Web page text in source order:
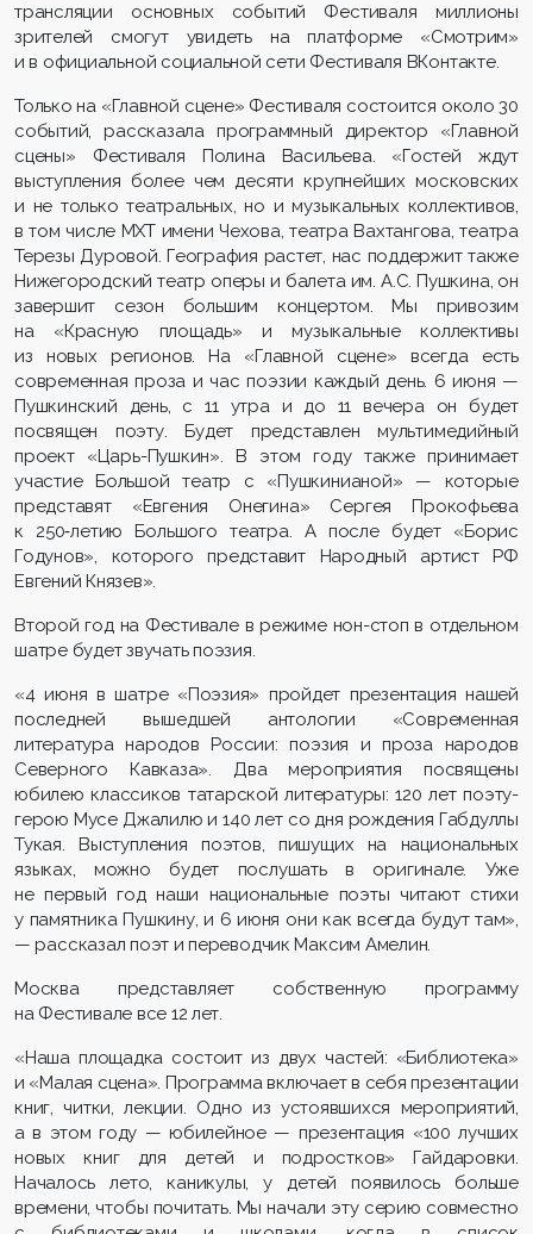
трансляции основных событий Фестиваля миллионы
зрителей смогут увидеть на платформе «Смотрим»
и в официальной социальной сети Фестиваля ВКонтакте.
Только на «Главной сцене» Фестиваля состоится около 30
событий, рассказала программный директор «Главной
сцены» Фестиваля Полина Васильева. «Гостей ждут
выступления более чем десяти крупнейших московских
и не только театральных, но и музыкальных коллективов,
в том числе МХТ имени Чехова, театра Вахтангова, театра
Терезы Дуровой. География растет, нас поддержит также
Нижегородский театр оперы и балета им. А.С. Пушкина, он
завершит сезон большим концертом. Мы привозим
на «Красную площадь» и музыкальные коллективы
из новых регионов. На «Главной сцене» всегда есть
современная проза и час поэзии каждый день. 6 июня —
Пушкинский день, с 11 утра и до 11 вечера он будет
посвящен поэту. Будет представлен мультимедийный
проект «Царь-Пушкин». В этом году также принимает
участие Большой театр с «Пушкинианой» — которые
представят «Евгения Онегина» Сергея Прокофьева
к 250‑летию Большого театра. А после будет «Борис
Годунов», которого представит Народный артист РФ
Евгений Князев».
Второй год на Фестивале в режиме нон-стоп в отдельном
шатре будет звучать поэзия.
«4 июня в шатре «Поэзия» пройдет презентация нашей
последней вышедшей антологии «Современная
литература народов России: поэзия и проза народов
Северного Кавказа». Два мероприятия посвящены
юбилею классиков татарской литературы: 120 лет поэту-
герою Мусе Джалилю и 140 лет со дня рождения Габдуллы
Тукая. Выступления поэтов, пишущих на национальных
языках, можно будет послушать в оригинале. Уже
не первый год наши национальные поэты читают стихи
у памятника Пушкину, и 6 июня они как всегда будут там»,
— рассказал поэт и переводчик Максим Амелин.
Москва представляет собственную программу
на Фестивале все 12 лет.
«Наша площадка состоит из двух частей: «Библиотека»
и «Малая сцена». Программа включает в себя презентации
книг, читки, лекции. Одно из устоявшихся мероприятий,
а в этом году — юбилейное — презентация «100 лучших
новых книг для детей и подростков» Гайдаровки.
Началось лето, каникулы, у детей появилось больше
времени, чтобы почитать. Мы начали эту серию совместно